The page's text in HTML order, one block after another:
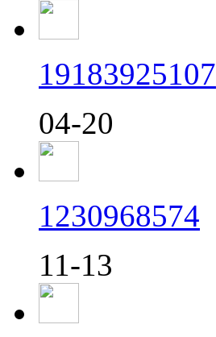
19183925107
04-20
1230968574
11-13